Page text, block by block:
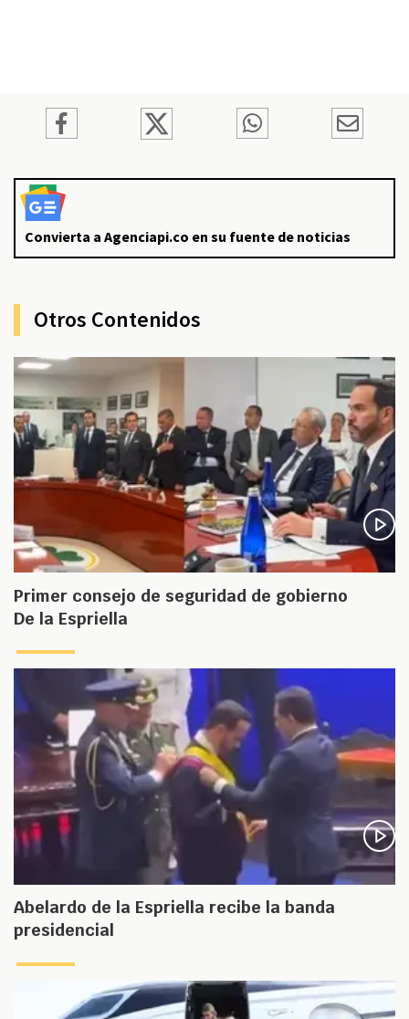
Convierta a Agenciapi.co en su fuente de noticias
Otros Contenidos
Primer consejo de seguridad de gobierno
De la Espriella
Abelardo de la Espriella recibe la banda
presidencial